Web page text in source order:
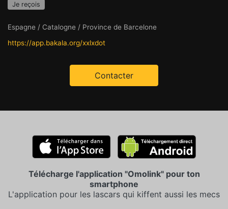
Je reçois
Espagne / Catalogne / Province de Barcelone
https://app.bakala.org/xxlxdot
Contacter
Télécharge l'application "Omolink" pour ton
smartphone
L'application pour les lascars qui kiffent aussi les mecs